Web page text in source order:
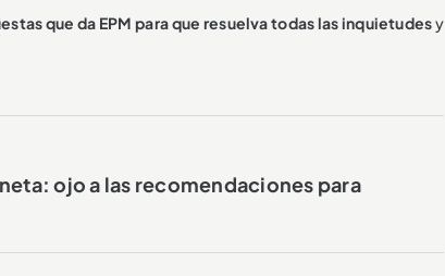
que da EPM para que resuelva todas las inquietudesy
ojo a las recomendaciones para